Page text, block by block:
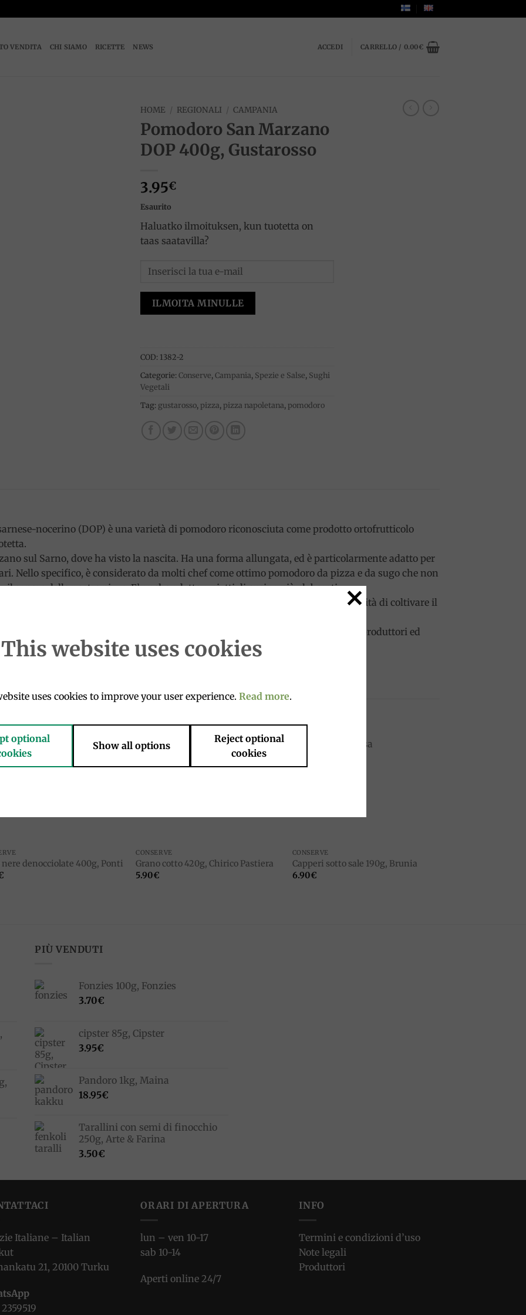
VENDITA CHI SIAMO RICETTE NEWS ACCEDI CARRELLO / 0.00€
HOME / REGIONALI / CAMPANIA
Pomodoro San Marzano
DOP 400g, Gustarosso
3.95€
Esaurito
Haluatko ilmoituksen, kun tuotetta on
taas saatavilla?
ILMOITA MINULLE
COD: 1382-2
Categorie: Conserve, Campania, Spezie e Salse, Sughi
Vegetali
Tag: gustarosso, pizza, pizza napoletana, pomodoro
nocerino (DOP) è una varietà di pomodoro riconosciuta come prodotto ortofrutticolo
sul Sarno, dove ha visto la nascita. Ha una forma allungata, ed è particolarmente adatto per
Nello specifico, è considerato da molti chef come ottimo pomodoro da pizza e da sugo che non
il sapore delle nostre pizze. E’ anche adatto a piatti di cucina più elaborati.
vi è il lavoro di agricoltori che uniscono le proprie conoscenze e la capacità di coltivare il
tramandate da ben quattro generazioni.
del “San Marzano” partendo dai semi, dalla fornitura delle piantine ai soci produttori ed
agronomica durante la fase di crescita fino alla raccolta.
Add to
nere denocciolate 400g, Ponti
Add to
CONSERVE
Grano cotto 420g, Chirico Pastiera
5.90€
CONSERVE
Capperi sotto sale 190g, Brunia
6.90€
PIÙ VENDUTI
Fonzies 100g, Fonzies
3.70€
cipster 85g, Cipster
3.95€
Pandoro 1kg, Maina
18.95€
Tarallini con semi di finocchio
250g, Arte & Farina
3.50€
Italiane – Italian
21, 20100 Turku
ORARI DI APERTURA
lun – ven 10-17
sab 10-14
Aperti online 24/7
INFO
Termini e condizioni d’uso
Note legali
Produttori
This website uses cookies
uses cookies to improve your user experience. Read more.
optional
Show all options
Reject optional
cookies